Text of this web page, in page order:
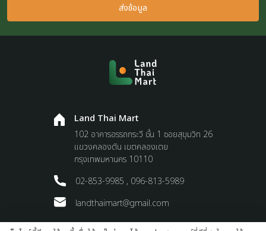
ส่งข้อมูล
Land Thai Mart
102 อาคารอรรถกระวี ชั้น 1 ซอยสุขุมวิท 26
แขวงคลองตัน เขตคลองเตย
กรุงเทพมหานคร 10110
02-853-9985 , 096-813-5989
landthaimart@gmail.com